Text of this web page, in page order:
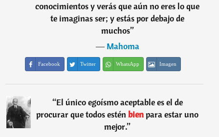
conocimientos y verás que aún no eres lo que
te imaginas ser; y estás por debajo de
muchos”
―Mahoma
Facebook Twitter WhatsApp Imagen
“El único egoísmo aceptable es el de
procurar que todos estén bienpara estar uno
mejor.”